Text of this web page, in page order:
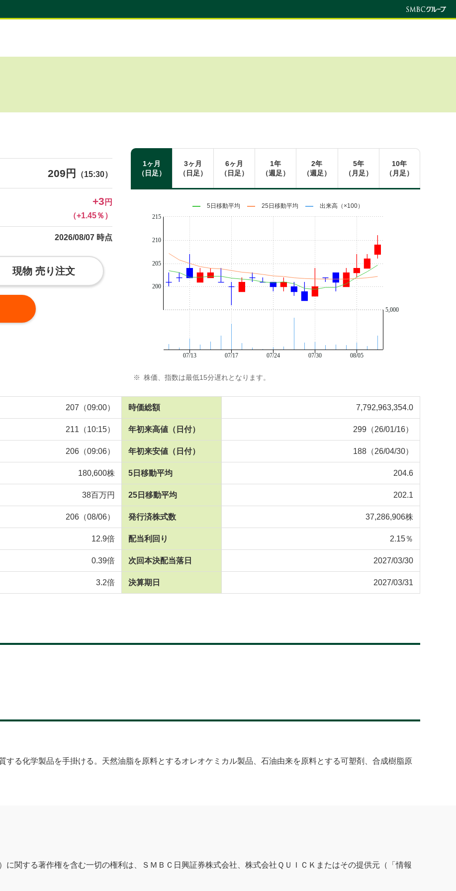
209円 （15:30）
+3 円
（+1.45％）
2026/08/07 時点
現物 売り注文
1ヶ月
（日足）
3ヶ月
（日足）
6ヶ月
（日足）
1年
（週足）
2年
（週足）
5年
（月足）
10年
（月足）
5日移動平均 25日移動平均 出来高（×100）
200
205
210
215
5,000
07/13 07/17 07/24 07/30 08/05
※ 株価、指数は最低15分遅れとなります。
207（09:00）
211（10:15）
206（09:06）
180,600株
38百万円
206（08/06）
12.9倍
0.39倍
3.2倍
時価総額 7,792,963,354.0
年初来高値（日付） 299（26/01/16）
年初来安値（日付） 188（26/04/30）
5日移動平均 204.6
25日移動平均 202.1
発行済株式数 37,286,906株
配当利回り 2.15％
次回本決配当落日 2027/03/30
決算期日 2027/03/31
る化学製品を手掛ける。天然油脂を原料とするオレオケミカル製品、石油由来を原料とする可塑剤、合成樹脂原
に関する著作権を含む一切の権利は、ＳＭＢＣ日興証券株式会社、株式会社ＱＵＩＣＫまたはその提供元（「情報